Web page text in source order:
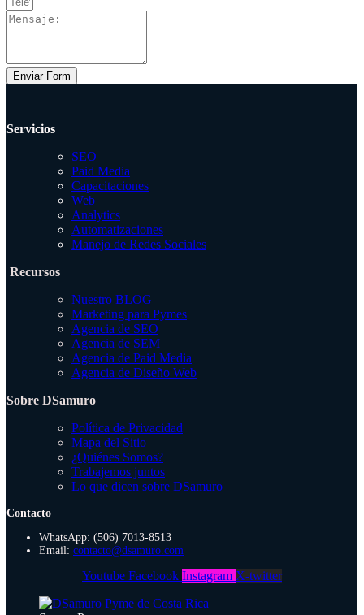
Enviar Form
Servicios
SEO
Paid Media
Capacitaciones
Web
Analytics
Automatizaciones
Manejo de Redes Sociales
Recursos
Nuestro BLOG
Marketing para Pymes
Agencia de SEO
Agencia de SEM
Agencia de Paid Media
Agencia de Diseño Web
Sobre DSamuro
Política de Privacidad
Mapa del Sitio
¿Quiénes Somos?
Trabajemos juntos
Lo que dicen sobre DSamuro
Contacto
WhatsApp: (506) 7013-8513
Email: contacto@dsamuro.com
Youtube Facebook Instagram X-twitter